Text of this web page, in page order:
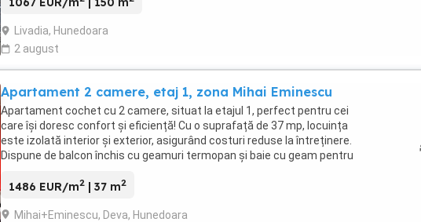
Livadia, Hunedoara
2 august
Apartament 2 camere, etaj 1, zona Mihai Eminescu
Apartament cochet cu 2 camere, situat la etajul 1, perfect pentru cei
care își doresc confort și eficiență! Cu o suprafață de 37 mp, locuința
este izolată interior și exterior, asigurând costuri reduse la întreținere.
Dispune de balcon închis cu geamuri termopan și baie cu geam pentru
1486 EUR/m2 | 37 m2
Mihai+Eminescu, Deva, Hunedoara